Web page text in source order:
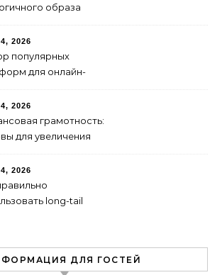
образа
2026
популярных
для онлайн-
2026
грамотность:
для увеличения
2026
long-tail
ДЛЯ ГОСТЕЙ